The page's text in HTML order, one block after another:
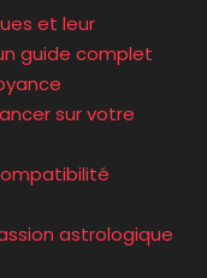
et leur
guide complet
sur votre
astrologique